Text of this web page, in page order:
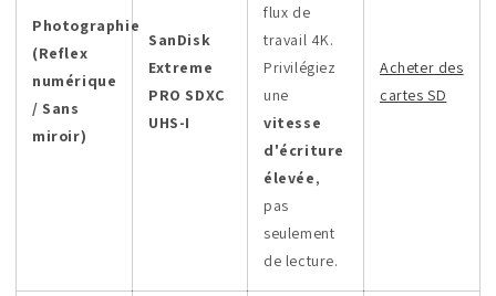
Photographie
(Reflex
numérique
/ Sans
miroir)
SanDisk
Extreme
PRO SDXC
UHS-I
flux de
travail 4K.
Privilégiez
une
vitesse
d'écriture
élevée,
pas
seulement
de lecture.
Acheter des
cartes SD